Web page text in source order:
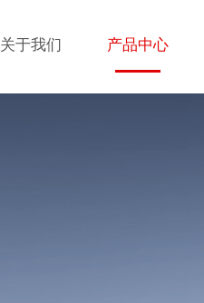
关于我们 产品中心